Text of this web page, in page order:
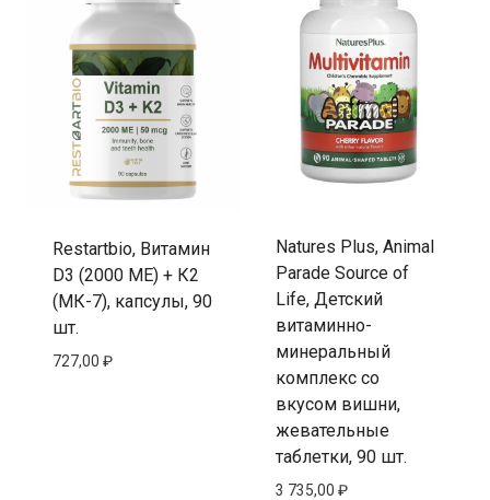
Restartbio, Витамин
D3 (2000 МЕ) + К2
(МК-7), капсулы, 90
шт.
727,00 ₽
Natures Plus, Animal
Parade Source of
Life, Детский
витаминно-
минеральный
комплекс со
вкусом вишни,
жевательные
таблетки, 90 шт.
3 735,00 ₽